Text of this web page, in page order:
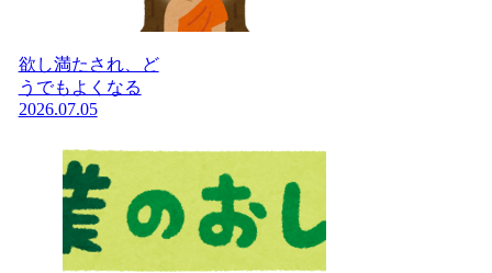
欲し満たされ、ど
うでもよくなる
2026.07.05